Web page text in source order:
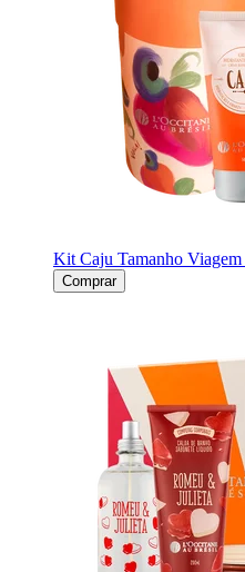
Kit Caju Tamanho Viagem
Comprar